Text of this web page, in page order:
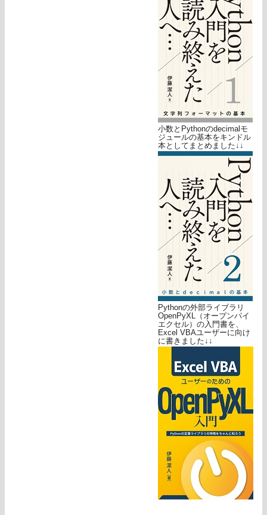
小数とPythonのdecimalモ
ジュールの基本をキンドル
本としてまとめました↓↓
Pythonの外部ライブラリ
OpenPyXL（オープンパイ
エクセル）の入門書を、
Excel VBAユーザーに向け
に書きました↓↓